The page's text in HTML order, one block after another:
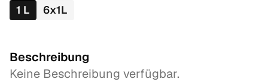
1 L 6x1L
Beschreibung
Keine Beschreibung verfügbar.